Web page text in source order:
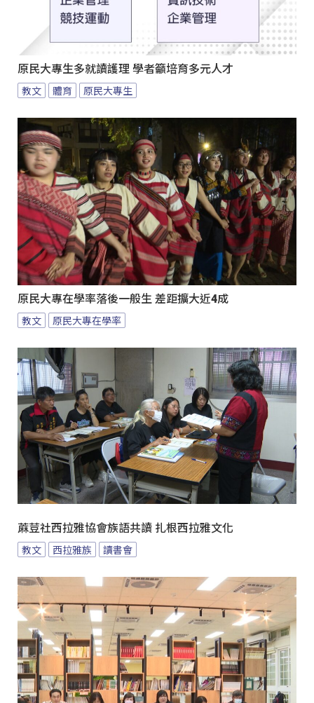
原民大專生多就讀護理 學者籲培育多元人才
教文 體育 原民大專生
原民大專在學率落後一般生 差距擴大近4成
教文 原民大專在學率
蔴荳社西拉雅協會族語共讀 扎根西拉雅文化
教文 西拉雅族 讀書會